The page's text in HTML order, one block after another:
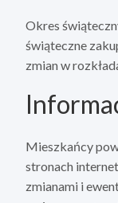
Okres
świąteczne
zmian w
Mieszkańcy
stronach
zmianami i